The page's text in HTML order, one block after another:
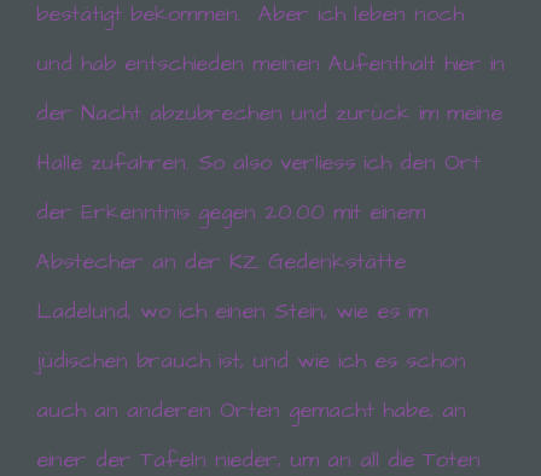
bestätigt bekommen. Aber ich leben noch
und hab entschieden meinen Aufenthalt hier in
der Nacht abzubrechen und zurück im meine
Halle zufahren. So also verliess ich den Ort
der Erkenntnis gegen 20.00 mit einem
Abstecher an der KZ Gedenkstätte
Ladelund, wo ich einen Stein, wie es im
jüdischen brauch ist, und wie ich es schon
auch an anderen Orten gemacht habe, an
einer der Tafeln nieder, um an all die Toten
Erfassung von allgemeinen Daten und
Die Internetseite erfasst mit jedem Aufruf der
Internetseite durch eine betroffene Person oder ein
automatisiertes System eine Reihe von
allgemeinen Daten und Informationen werden in
werden können die (1) verwendeten Browsertypen
verwendete Betriebssystem, (3) die Internetseite,
Internetseite gelangt (sogenannte Referrer), (4) die
System auf unserer Internetseite angesteuert
Zugriffs auf die Internetseite, (6) eine Internet-